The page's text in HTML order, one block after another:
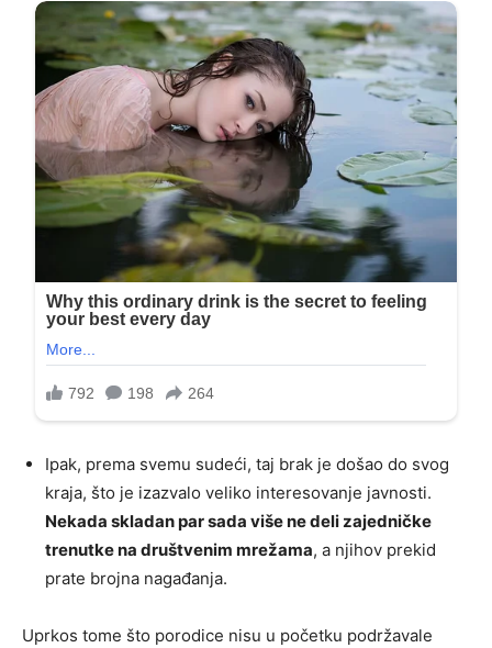
Ipak, prema svemu sudeći, taj brak je došao do svog
kraja, što je izazvalo veliko interesovanje javnosti.
Nekada skladan par sada više ne deli zajedničke
trenutke na društvenim mrežama, a njihov prekid
prate brojna nagađanja.
Uprkos tome što porodice nisu u početku podržavale